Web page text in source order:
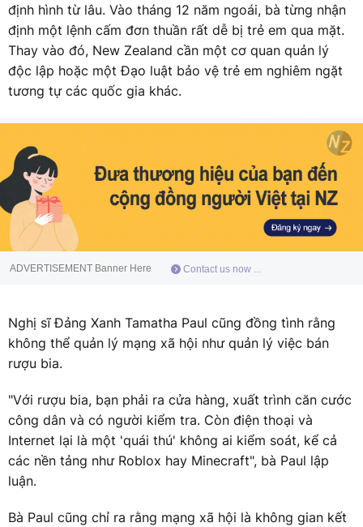
định hình từ lâu. Vào tháng 12 năm ngoái, bà từng nhận
định một lệnh cấm đơn thuần rất dễ bị trẻ em qua mặt.
Thay vào đó, New Zealand cần một cơ quan quản lý
độc lập hoặc một Đạo luật bảo vệ trẻ em nghiêm ngặt
tương tự các quốc gia khác.
ADVERTISEMENT Banner Here Contact us now ...
Nghị sĩ Đảng Xanh Tamatha Paul cũng đồng tình rằng
không thể quản lý mạng xã hội như quản lý việc bán
rượu bia.
"Với rượu bia, bạn phải ra cửa hàng, xuất trình căn cước
công dân và có người kiểm tra. Còn điện thoại và
Internet lại là một 'quái thú' không ai kiểm soát, kể cả
các nền tảng như Roblox hay Minecraft", bà Paul lập
luận.
Bà Paul cũng chỉ ra rằng mạng xã hội là không gian kết